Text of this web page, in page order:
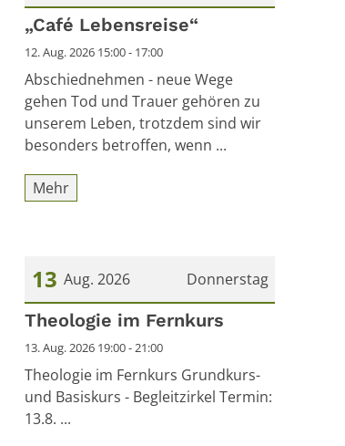
Datum: 12. August 2026
„Café Lebensreise“
12. Aug. 2026 15:00 - 17:00
Abschiednehmen - neue Wege
gehen Tod und Trauer gehören zu
unserem Leben, trotzdem sind wir
besonders betroffen, wenn ...
Mehr
Donnerstag
13 Aug. 2026
Datum: 13. August 2026
Theologie im Fernkurs
13. Aug. 2026 19:00 - 21:00
Theologie im Fernkurs Grundkurs-
und Basiskurs - Begleitzirkel Termin:
13.8. ...